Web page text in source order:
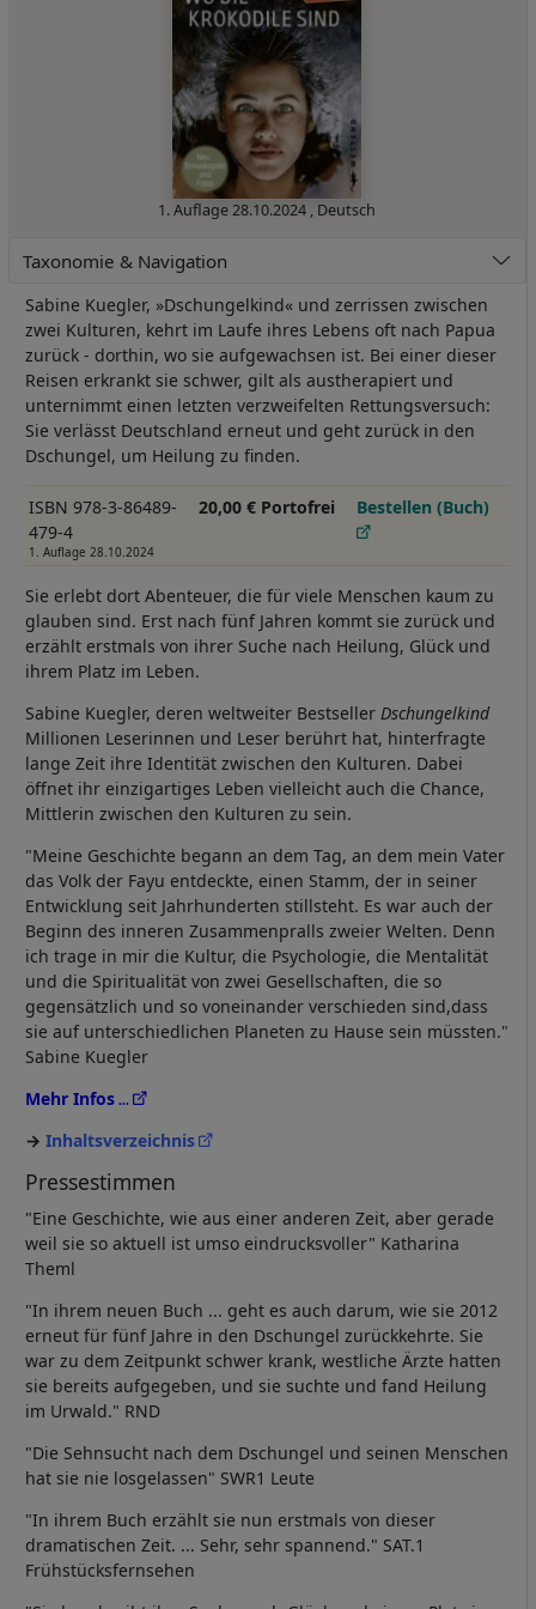
1. Auflage28.10.2024 , Deutsch
Taxonomie & Navigation
Sabine Kuegler, »Dschungelkind« und zerrissen zwischen
zwei Kulturen, kehrt im Laufe ihres Lebens oft nach Papua
zurück - dorthin, wo sie aufgewachsen ist. Bei einer dieser
Reisen erkrankt sie schwer, gilt als austherapiert und
unternimmt einen letzten verzweifelten Rettungsversuch:
Sie verlässt Deutschland erneut und geht zurück in den
Dschungel, um Heilung zu finden.
ISBN 978-3-86489-
479-4
1. Auflage 28.10.2024
20,00 € Portofrei Bestellen (Buch)
Sie erlebt dort Abenteuer, die für viele Menschen kaum zu
glauben sind. Erst nach fünf Jahren kommt sie zurück und
erzählt erstmals von ihrer Suche nach Heilung, Glück und
ihrem Platz im Leben.
Sabine Kuegler, deren weltweiter Bestseller Dschungelkind
Millionen Leserinnen und Leser berührt hat, hinterfragte
lange Zeit ihre Identität zwischen den Kulturen. Dabei
öffnet ihr einzigartiges Leben vielleicht auch die Chance,
Mittlerin zwischen den Kulturen zu sein.
"Meine Geschichte begann an dem Tag, an dem mein Vater
das Volk der Fayu entdeckte, einen Stamm, der in seiner
Entwicklung seit Jahrhunderten stillsteht. Es war auch der
Beginn des inneren Zusammenpralls zweier Welten. Denn
ich trage in mir die Kultur, die Psychologie, die Mentalität
und die Spiritualität von zwei Gesellschaften, die so
gegensätzlich und so voneinander verschieden sind,dass
sie auf unterschiedlichen Planeten zu Hause sein müssten."
Sabine Kuegler
Mehr Infos
Inhaltsverzeichnis
Pressestimmen
"Eine Geschichte, wie aus einer anderen Zeit, aber gerade
weil sie so aktuell ist umso eindrucksvoller" Katharina
Theml
"In ihrem neuen Buch ... geht es auch darum, wie sie 2012
erneut für fünf Jahre in den Dschungel zurückkehrte. Sie
war zu dem Zeitpunkt schwer krank, westliche Ärzte hatten
sie bereits aufgegeben, und sie suchte und fand Heilung
im Urwald." RND
"Die Sehnsucht nach dem Dschungel und seinen Menschen
hat sie nie losgelassen" SWR1 Leute
"In ihrem Buch erzählt sie nun erstmals von dieser
dramatischen Zeit. ... Sehr, sehr spannend." SAT.1
Frühstücksfernsehen